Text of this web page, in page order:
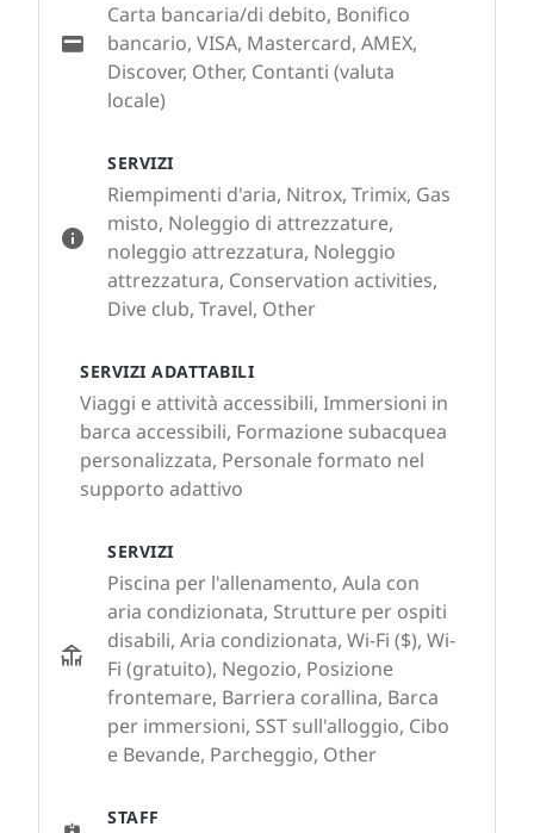
SERVIZI
Riempimenti d'aria, Nitrox, Trimix, Gas
misto, Noleggio di attrezzature,
noleggio attrezzatura, Noleggio
attrezzatura, Conservation activities,
Dive club, Travel, Other
SERVIZI ADATTABILI
Viaggi e attività accessibili, Immersioni in
barca accessibili, Formazione subacquea
personalizzata, Personale formato nel
supporto adattivo
SERVIZI
Piscina per l'allenamento, Aula con
aria condizionata, Strutture per ospiti
disabili, Aria condizionata, Wi-Fi ($), Wi-
Fi (gratuito), Negozio, Posizione
frontemare, Barriera corallina, Barca
per immersioni, SST sull'alloggio, Cibo
e Bevande, Parcheggio, Other
STAFF
Carta bancaria/di debito, Bonifico
bancario, VISA, Mastercard, AMEX,
Discover, Other, Contanti (valuta
locale)